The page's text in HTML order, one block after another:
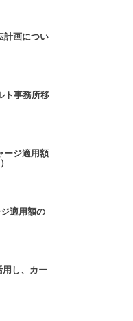
計画につい
ト事務所移
ージ適用額
適用額の
し、カー